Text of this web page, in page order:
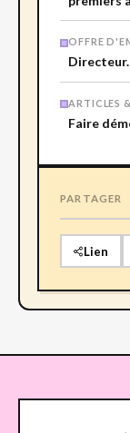
OFFRE
ARTICLES
Faire
PARTAGER
Lien